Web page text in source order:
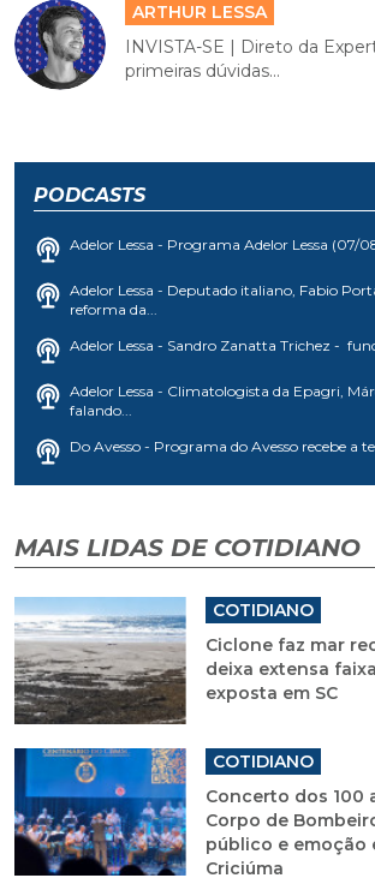
ARTHUR LESSA
INVISTA-SE | Direto da
primeiras dúvidas...
PODCASTS
Adelor Lessa - Programa Adelor Lessa (07/
Adelor Lessa - Deputado italiano, Fabio
reforma da...
Adelor Lessa - Sandro Zanatta Trichez -
Adelor Lessa - Climatologista da Epagri,
falando...
Do Avesso - Programa do Avesso recebe a
MAIS LIDAS DE COTIDIANO
COTIDIANO
Ciclone faz mar
deixa extensa
exposta em SC
COTIDIANO
Concerto dos 100
Corpo de
público e emoção
Criciúma